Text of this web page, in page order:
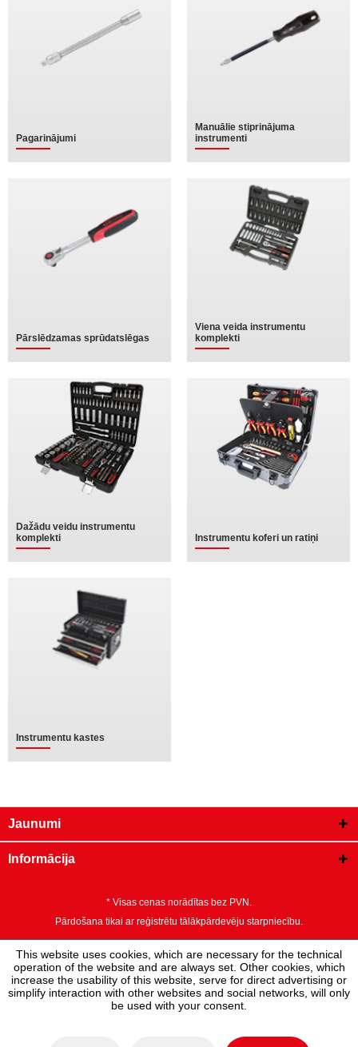
Pagarinājumi
Manuālie stiprinājuma
instrumenti
Pārslēdzamas sprūdatslēgas
Viena veida instrumentu
komplekti
Dažādu veidu instrumentu
komplekti
Instrumentu koferi un ratiņi
Instrumentu kastes
Jaunumi
Informācija
* Visas cenas norādītas bez PVN.
Pārdošana tikai ar reģistrētu tālākpārdevēju starpniecību.
This website uses cookies, which are necessary for the technical
operation of the website and are always set. Other cookies, which
increase the usability of this website, serve for direct advertising or
simplify interaction with other websites and social networks, will only
be used with your consent.